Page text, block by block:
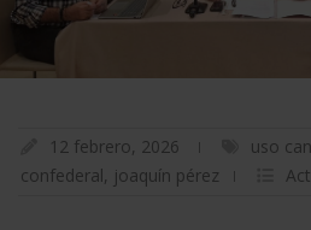
12 febrero, 2026 uso
confederal, joaquín pérez